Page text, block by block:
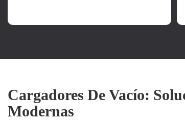
Cargadores De Vacío:
Modernas